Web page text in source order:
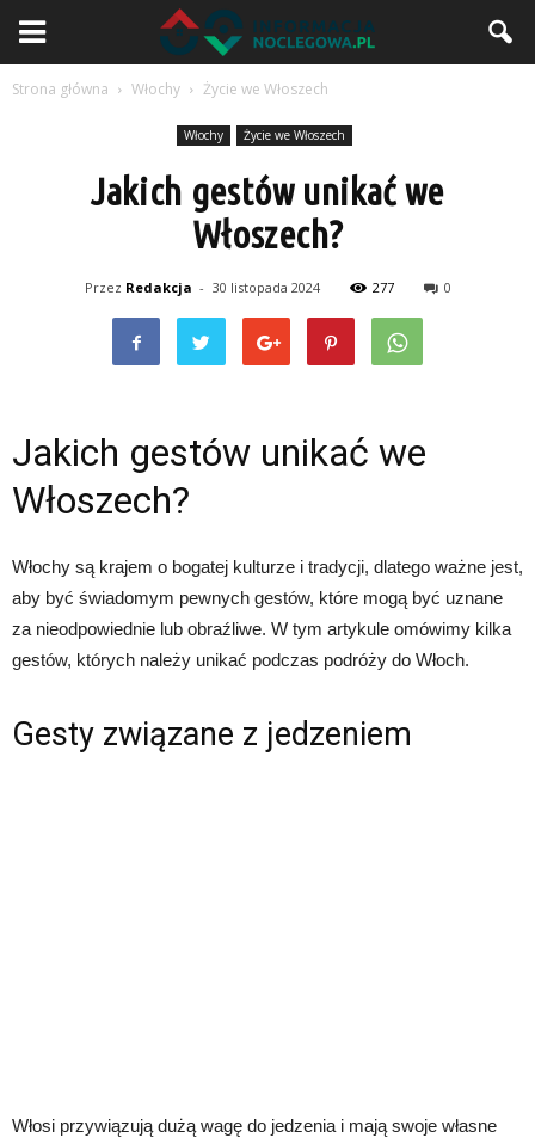
Strona główna Włochy Życie we Włoszech
Włochy Życie we Włoszech
Jakich gestów unikać we
Włoszech?
Przez Redakcja - 30 listopada 2024 277 0
Jakich gestów unikać we
Włoszech?
Włochy są krajem o bogatej kulturze i tradycji, dlatego ważne jest,
aby być świadomym pewnych gestów, które mogą być uznane
za nieodpowiednie lub obraźliwe. W tym artykule omówimy kilka
gestów, których należy unikać podczas podróży do Włoch.
Gesty związane z jedzeniem
Włosi przywiązują dużą wagę do jedzenia i mają swoje własne